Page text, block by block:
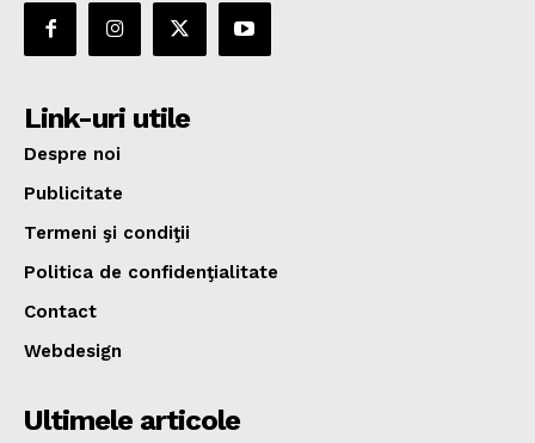
Link-uri utile
Despre noi
Publicitate
Termeni şi condiţii
Politica de confidenţialitate
Contact
Webdesign
Ultimele articole